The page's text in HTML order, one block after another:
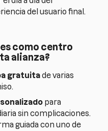
del usuario final.
como centro
alianza?
gratuitade varias
para
sin complicaciones.
guiada con uno de